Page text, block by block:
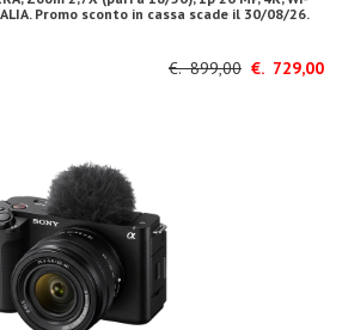
Promo sconto in cassa scade il 30/08/26.
€. 899,00 €. 729,00